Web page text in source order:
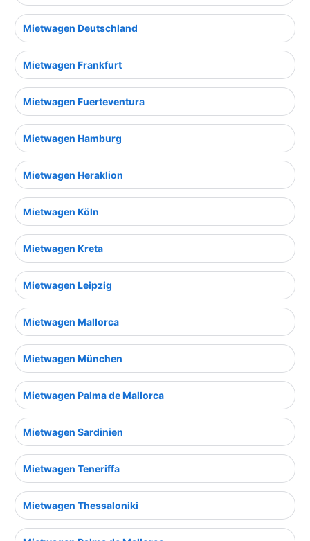
Mietwagen Deutschland
Mietwagen Frankfurt
Mietwagen Fuerteventura
Mietwagen Hamburg
Mietwagen Heraklion
Mietwagen Köln
Mietwagen Kreta
Mietwagen Leipzig
Mietwagen Mallorca
Mietwagen München
Mietwagen Palma de Mallorca
Mietwagen Sardinien
Mietwagen Teneriffa
Mietwagen Thessaloniki